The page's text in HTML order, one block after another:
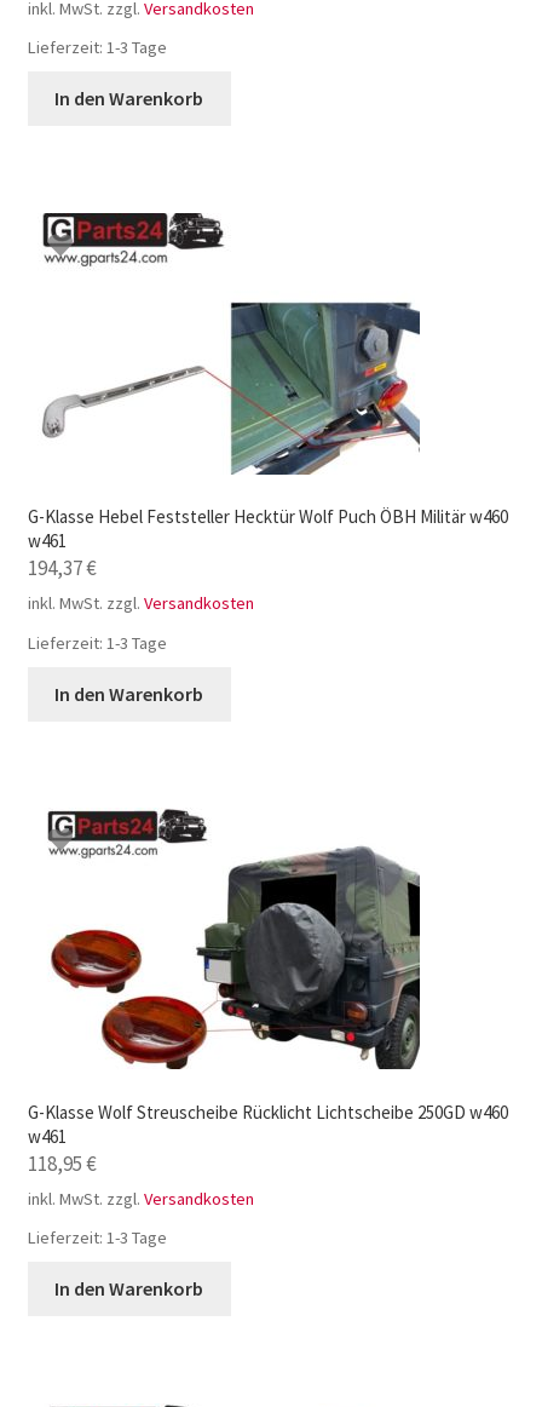
inkl. MwSt. zzgl. Versandkosten
Lieferzeit: 1-3 Tage
In den Warenkorb
G-Klasse Hebel Feststeller Hecktür Wolf Puch ÖBH Militär w460
w461
194,37€
inkl. MwSt. zzgl. Versandkosten
Lieferzeit: 1-3 Tage
In den Warenkorb
G-Klasse Wolf Streuscheibe Rücklicht Lichtscheibe 250GD w460
w461
118,95€
inkl. MwSt. zzgl. Versandkosten
Lieferzeit: 1-3 Tage
In den Warenkorb